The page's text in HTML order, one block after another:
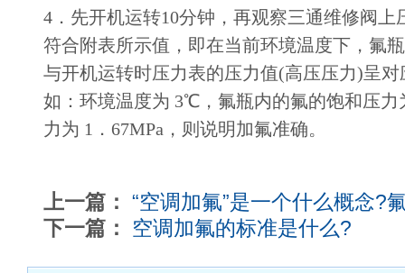
4．先开机运转10分钟，再观察三通维修阀
符合附表所示值，即在当前环境温度下，氟
与开机运转时压力表的压力值(高压压力)呈
如：环境温度为 3℃，氟瓶内的氟的饱和压力
力为 1．67MPa，则说明加氟准确。
上一篇： “空调加氟”是一个什么概念?
下一篇：
空调加氟的标准是什么?